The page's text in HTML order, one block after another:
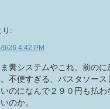
り:
9/26 4:42 PM
糞システムやこれ。前のに
。不便すぎる、パスタソース
いのになんで２９０円も払わ
のか。